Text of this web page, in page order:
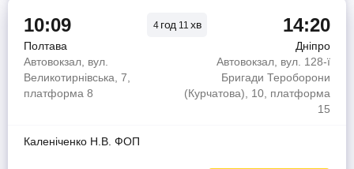
10:09 4 год 11хв 14:20
Полтава
Дніпро
Автовокзал, вул.
Великотирнівська, 7,
платформа 8
Автовокзал, вул. 128-ї
Бригади Тероборони
(Курчатова), 10, платформа
15
Каленiченко Н.В. ФОП